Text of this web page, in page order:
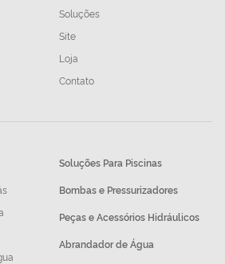
Soluções
Site
Loja
Contato
Soluções Para Piscinas
Bombas e Pressurizadores
Peças e Acessórios Hidráulicos
Abrandador de Água